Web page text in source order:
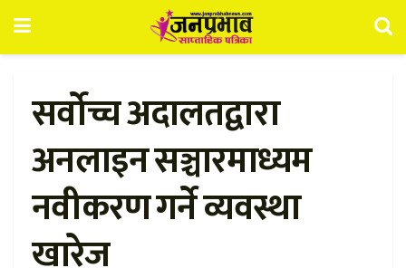
सर्वोच्च अदालतद्वारा
अनलाइन सञ्चारमाध्यम
नवीकरण गर्ने व्यवस्था
खारेज